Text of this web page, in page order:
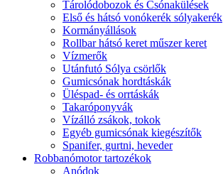
Tárolódobozok és Csónakülések
Első és hátsó vonókerék sólyakerék
Kormányállások
Rollbar hátsó keret műszer keret
Vízmerők
Utánfutó Sólya csörlők
Gumicsónak hordtáskák
Üléspad- és orrtáskák
Takaróponyvák
Vízálló zsákok, tokok
Egyéb gumicsónak kiegészítők
Spanifer, gurtni, heveder
Robbanómotor tartozékok
Anódok